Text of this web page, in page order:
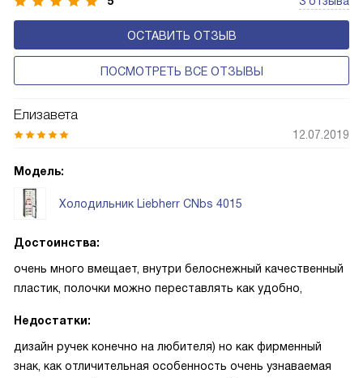
ОСТАВИТЬ ОТЗЫВ
ПОСМОТРЕТЬ ВСЕ ОТЗЫВЫ
Елизавета
12.07.2019
Модель:
Холодильник Liebherr CNbs 4015
Достоинства:
очень много вмещает, внутри белоснежный качественный
пластик, полочки можно переставлять как удобно,
Недостатки:
дизайн ручек конечно на любителя) но как фирменный
знак, как отличительная особенность очень узнаваемая